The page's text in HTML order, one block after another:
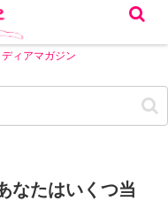
ィアマガジン
なたはいくつ当